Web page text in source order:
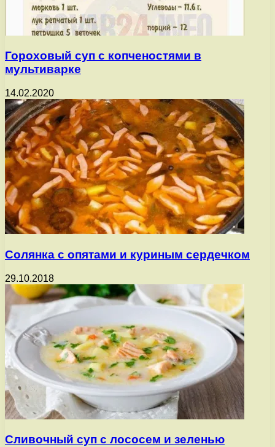
Гороховый суп с копченостями в
мультиварке
14.02.2020
Солянка с опятами и куриным сердечком
29.10.2018
Сливочный суп с лососем и зеленью